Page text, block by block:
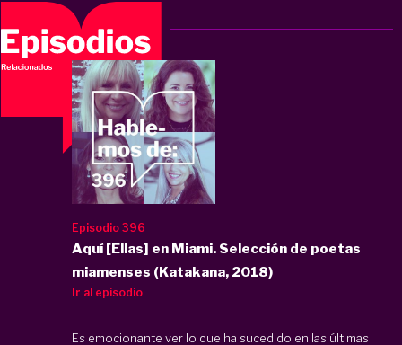
Episodio 396
Aquí [Ellas] en Miami. Selección de poetas
miamenses (Katakana, 2018)
Ir al episodio
Es emocionante ver lo que ha sucedido en las últimas